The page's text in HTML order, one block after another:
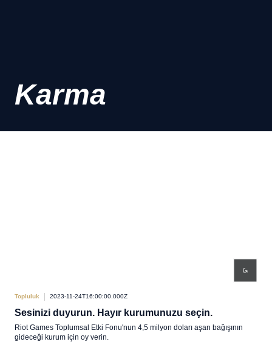
Karma
Topluluk 2023-11-24T16:00:00.000Z
Sesinizi duyurun. Hayır kurumunuzu seçin.
Riot Games Toplumsal Etki Fonu'nun 4,5 milyon doları aşan bağışının
gideceği kurum için oy verin.